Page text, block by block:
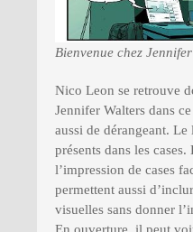
Bienvenue chez
Nico Leon se retrouve
Jennifer Walters dans
aussi de dérangeant.
présents dans les
l’impression de cases
permettent aussi
visuelles sans donner
En ouverture, il peut